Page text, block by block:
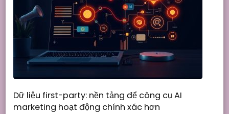
Dữ liệu first-party: nền tảng để công cụ AI
marketing hoạt động chính xác hơn